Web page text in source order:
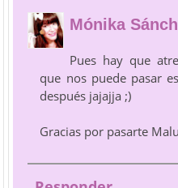
Mónika
Pues hay que
que nos puede pasar
después jajajja ;)
Gracias por pasarte